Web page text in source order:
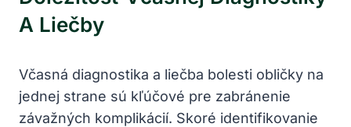
A Liečby
Včasná diagnostika a liečba bolesti obličky na
jednej strane sú kľúčové pre zabránenie
závažných komplikácií. Skoré identifikovanie